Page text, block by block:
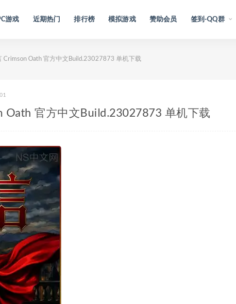
游戏 近期热门 排行榜 模拟游戏 赞助会员 签到-QQ群
Crimson Oath 官方中文Build.23027873 单机下载
Oath 官方中文Build.23027873 单机下载